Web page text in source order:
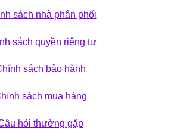
sách nhà phân phối
sách quyền riêng tư
sách bảo hành
sách mua hàng
hỏi thường gặp